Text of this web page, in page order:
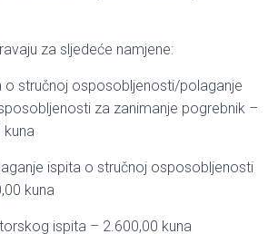
za sljedeće namjene:
o stručnoj osposobljenosti/polaganje
za zanimanje pogrebnik –
kuna
ispita o stručnoj osposobljenosti
kuna
ispita – 2.600,00 kuna